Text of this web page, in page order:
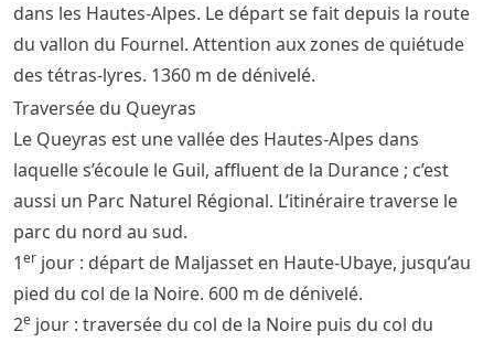
dans les Hautes-Alpes. Le départ se fait depuis la route
du vallon du Fournel. Attention aux zones de quiétude
des tétras-lyres. 1360 m de dénivelé.
Traversée du Queyras
Le Queyras est une vallée des Hautes-Alpes dans
laquelle s’écoule le Guil, affluent de la Durance ; c’est
aussi un Parc Naturel Régional. L’itinéraire traverse le
parc du nord au sud.
1er jour : départ de Maljasset en Haute-Ubaye, jusqu’au
pied du col de la Noire. 600 m de dénivelé.
2e jour : traversée du col de la Noire puis du col du